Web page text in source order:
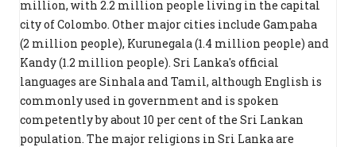
million, with 2.2 million people living in the capital
city of Colombo. Other major cities include Gampaha
(2 million people), Kurunegala (1.4 million people) and
Kandy (1.2 million people). Sri Lanka's official
languages are Sinhala and Tamil, although English is
commonly used in government and is spoken
competently by about 10 per cent of the Sri Lankan
population. The major religions in Sri Lanka are